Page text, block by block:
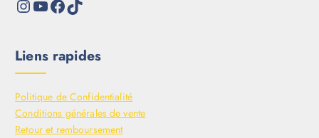
Liens rapides
Politique de Confidentialité
Conditions générales de vente
Retour et remboursement